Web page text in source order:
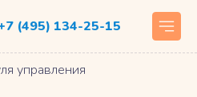
(495) 134-25-15
управления